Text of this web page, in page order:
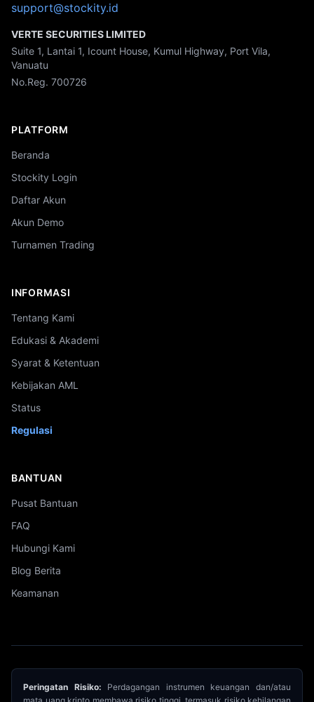
support@stockity.id
VERTE SECURITIES LIMITED
Suite 1, Lantai 1, Icount House, Kumul Highway, Port Vila,
Vanuatu
No.Reg. 700726
PLATFORM
Beranda
Stockity Login
Daftar Akun
Akun Demo
Turnamen Trading
INFORMASI
Tentang Kami
Edukasi & Akademi
Syarat & Ketentuan
Kebijakan AML
Status
Regulasi
BANTUAN
Pusat Bantuan
FAQ
Hubungi Kami
Blog Berita
Keamanan
Peringatan Risiko: Perdagangan instrumen keuangan dan/atau